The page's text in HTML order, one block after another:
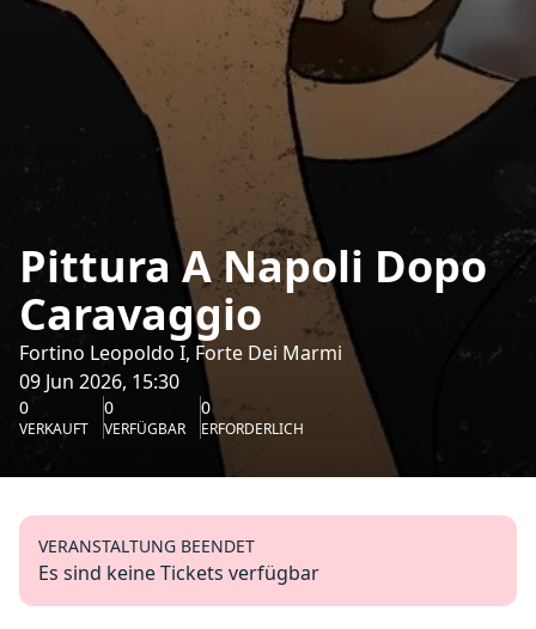
Pittura A Napoli Dopo
Caravaggio
Fortino Leopoldo I, Forte Dei Marmi
09 Jun 2026, 15:30
0
VERKAUFT
0
VERFÜGBAR
0
ERFORDERLICH
VERANSTALTUNG BEENDET
Es sind keine Tickets verfügbar